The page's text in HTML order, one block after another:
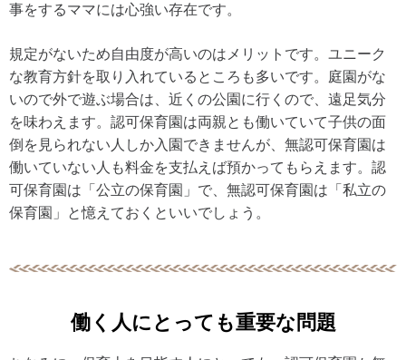
事をするママには心強い存在です。
規定がないため自由度が高いのはメリットです。ユニーク
な教育方針を取り入れているところも多いです。庭園がな
いので外で遊ぶ場合は、近くの公園に行くので、遠足気分
を味わえます。認可保育園は両親とも働いていて子供の面
倒を見られない人しか入園できませんが、無認可保育園は
働いていない人も料金を支払えば預かってもらえます。認
可保育園は「公立の保育園」で、無認可保育園は「私立の
保育園」と憶えておくといいでしょう。
働く人にとっても重要な問題